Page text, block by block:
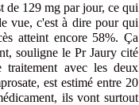
de 129 mg par jour, ce qui
vue, c'est à dire pour qui
atteint encore 58%. Ça
souligne le Pr Jaury cité
avec les deux
est estimé entre 20
ils vont surtout